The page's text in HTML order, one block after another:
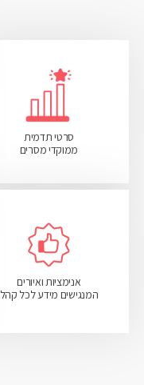
סרטי תדמית
ממוקדי מסרים
אנימציות ואיורים
המנגישים מידע לכל קהל